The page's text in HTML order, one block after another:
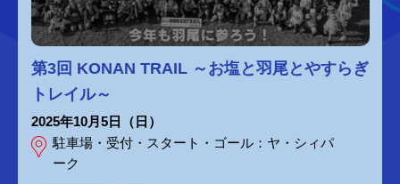
第3回 KONAN TRAIL ～お塩と羽尾とやすらぎ
トレイル～
2025年10月5日（日）
駐車場・受付・スタート・ゴール：ヤ・シィパ
ーク